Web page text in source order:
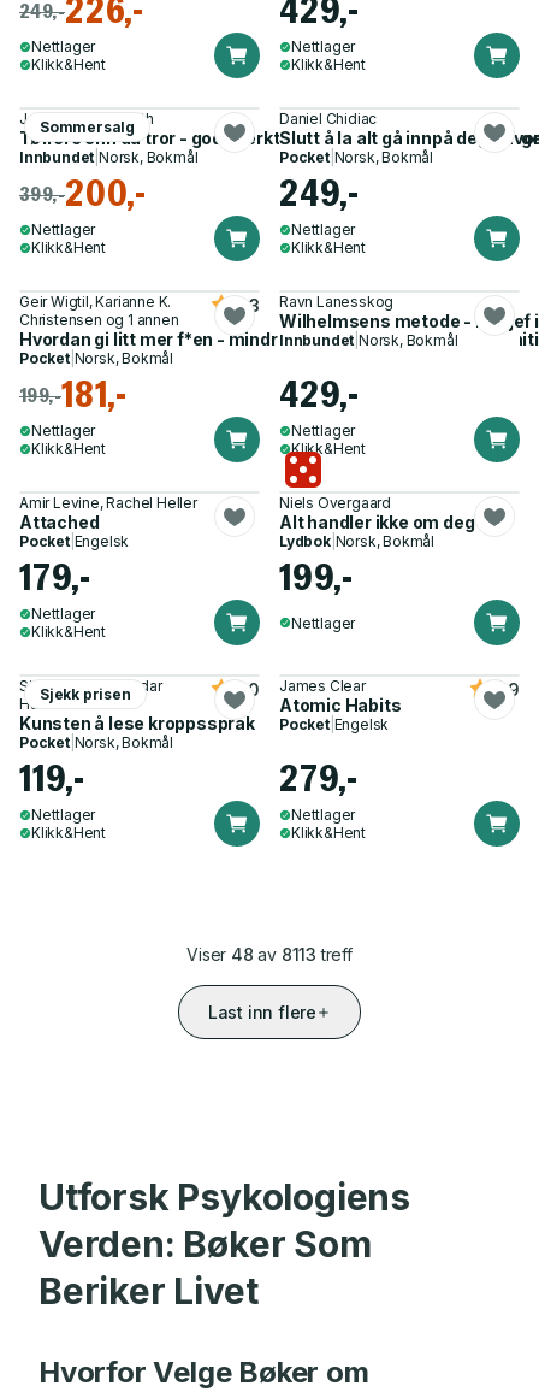
249,-226,-
Nettlager
Klikk&Hent
429,-
Nettlager
Klikk&Hent
Sommersalg
Johanne S. Refseth
Tøffere enn du tror - gode verktøy for å drømme større og
Innbundet |Norsk, Bokmål
399,-200,-
Nettlager
Klikk&Hent
Daniel Chidiac
Slutt å la alt gå innpå deg -
Pocket| Norsk, Bokmål
249,-
Nettlager
Klikk&Hent
Geir Wigtil, Karianne K.
Christensen og 1 annen
Hvordan gi litt mer f*en - mindre overtenking med
4.3
Pocket| Norsk, Bokmål
199,-181,-
Nettlager
Klikk&Hent
Ravn Lanesskog
Wilhelmsens metode - bli sjef
Innbundet |Norsk, Bokmål
429,-
Nettlager
Klikk&Hent
Amir Levine, Rachel Heller
Attached
Pocket| Engelsk
179,-
Nettlager
Klikk&Hent
Niels Overgaard
Alt handler ikke om deg
Lydbok| Norsk, Bokmål
199,-
Nettlager
Sjekk prisen
Siri Lill Mannes, Vidar
Hansen
Kunsten å lese kroppsspråk
5.0
Pocket| Norsk, Bokmål
119,-
Nettlager
Klikk&Hent
James Clear
Atomic Habits
4.9
Pocket| Engelsk
279,-
Nettlager
Klikk&Hent
Viser 48 av 8113 treff
Last inn flere
Utforsk Psykologiens
Verden: Bøker Som
Beriker Livet
Hvorfor Velge Bøker om